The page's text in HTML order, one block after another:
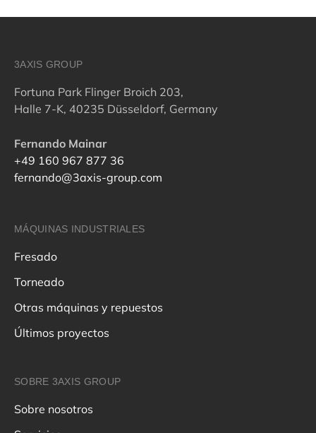
3AXIS GROUP
Fortuna Park Flinger Broich 203,
Halle 7-K, 40235 Düsseldorf, Germany
Fernando Mainar
+49 160 967 877 36
fernando@3axis-group.com
MÁQUINAS INDUSTRIALES
Fresado
Torneado
Otras máquinas y repuestos
Últimos proyectos
SOBRE 3AXIS GROUP
Sobre nosotros